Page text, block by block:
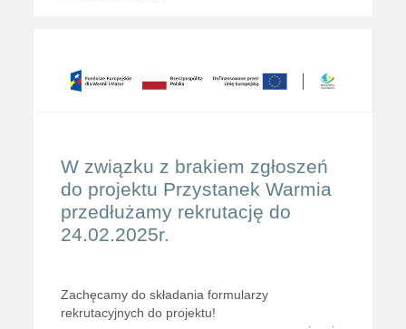
W związku z brakiem zgłoszeń
do projektu Przystanek Warmia
przedłużamy rekrutację do
24.02.2025r.
Zachęcamy do składania formularzy
rekrutacyjnych do projektu!